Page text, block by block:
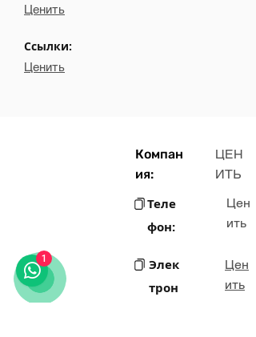
Ценить
Ссылки:
Ценить
Компан
ия:
ЦЕН
ИТЬ
Теле
фон:
Цен
ить
Элек
трон
Цен
ить
1